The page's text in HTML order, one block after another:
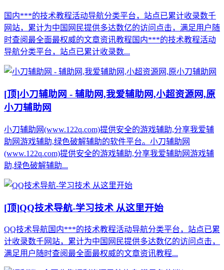
国内***的技术教程活动导航分类平台，站点已累计收录数千
网站，累计为中国网民提供多达数亿的访问点击，满足用户随
时查阅最全面最权威的文章资讯教程国内***的技术教程活动
导航分类平台，站点已累计收录数...
[顶]小刀辅助网 - 辅助网,我爱辅助网,小超资源网,原
小刀辅助网
小刀辅助网(www.122q.com)提供安全的游戏辅助,分享我爱辅
助网游戏辅助,绿色破解辅助的软件平台。小刀辅助网
(www.122q.com)提供安全的游戏辅助,分享我爱辅助网游戏辅
助,绿色破解辅助...
[顶]QQ技术导航-学习技术 从这里开始
QQ技术导航国内***的技术教程活动导航分类平台，站点已累
计收录数千网站，累计为中国网民提供多达数亿的访问点击，
满足用户随时查阅最全面最权威的文章资讯教程...